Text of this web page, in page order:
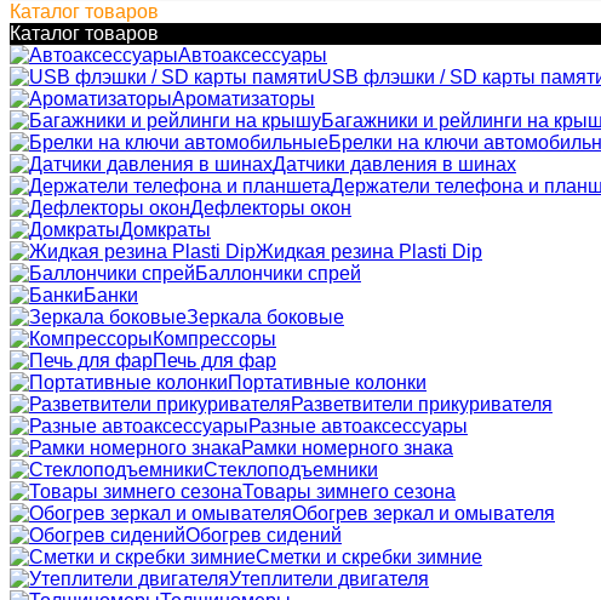
Каталог товаров
Каталог товаров
Автоаксессуары
USB флэшки / SD карты
Ароматизаторы
Багажники и рейлинги на
Брелки на ключи
Датчики давления в шинах
Держатели телефона и
Дефлекторы окон
Домкраты
Жидкая резина Plasti Dip
Баллончики спрей
Банки
Зеркала боковые
Компрессоры
Печь для фар
Портативные колонки
Разветвители прикуривателя
Разные автоаксессуары
Рамки номерного знака
Стеклоподъемники
Товары зимнего сезона
Обогрев зеркал и омывателя
Обогрев сидений
Сметки и скребки зимние
Утеплители двигателя